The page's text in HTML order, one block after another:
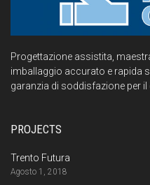
Progettazione assistita,
imballaggio accurato e rapida
garanzia di soddisfazione per il
PROJECTS
Trento Futura
Agosto 1, 2018